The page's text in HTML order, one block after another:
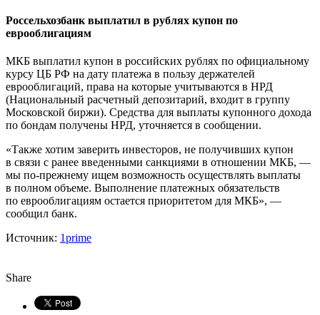
Россельхозбанк выплатил в рублях купон по
еврооблигациям
МКБ выплатил купон в российских рублях по официальному
курсу ЦБ РФ на дату платежа в пользу держателей
еврооблигаций, права на которые учитываются в НРД
(Национальный расчетный депозитарий, входит в группу
Московской биржи). Средства для выплаты купонного дохода
по бондам получены НРД, уточняется в сообщении.
«Также хотим заверить инвесторов, не получивших купон
в связи с ранее введенными санкциями в отношении МКБ, —
мы по-прежнему ищем возможность осуществлять выплаты
в полном объеме. Выполнение платежных обязательств
по еврооблигациям остается приоритетом для МКБ», —
сообщил банк.
Источник: 1prime
Share